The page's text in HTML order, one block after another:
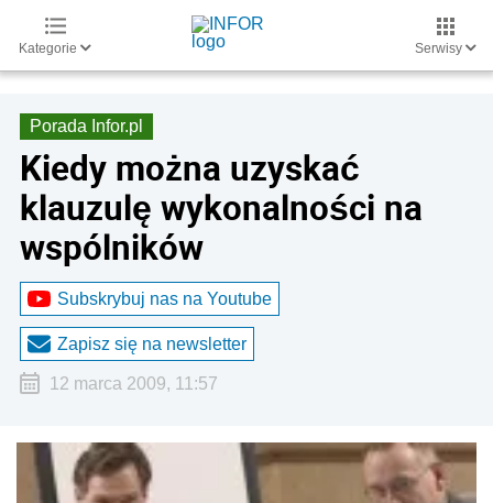
Kategorie Serwisy
Porada Infor.pl
Kiedy można uzyskać
klauzulę wykonalności na
wspólników
Subskrybuj nas na Youtube
Zapisz się na newsletter
12 marca 2009, 11:57